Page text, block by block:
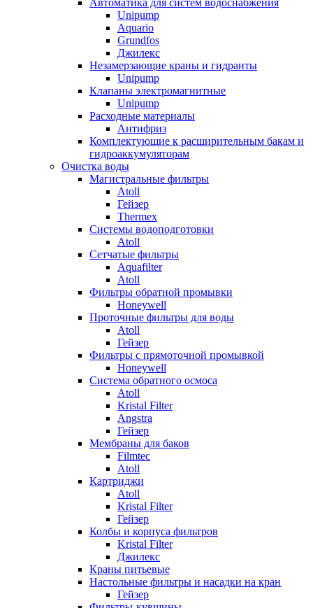
Автоматика для систем водоснабжения
Unipump
Aquario
Grundfos
Джилекс
Незамерзающие краны и гидранты
Unipump
Клапаны электромагнитные
Unipump
Расходные материалы
Антифриз
Комплектующие к расширительным бакам и
гидроаккумуляторам
Очистка воды
Магистральные фильтры
Atoll
Гейзер
Thermex
Системы водоподготовки
Atoll
Сетчатые фильтры
Aquafilter
Atoll
Фильтры обратной промывки
Honeywell
Проточные фильтры для воды
Atoll
Гейзер
Фильтры с прямоточной промывкой
Honeywell
Система обратного осмоса
Atoll
Kristal Filter
Angstra
Гейзер
Мембраны для баков
Filmtec
Atoll
Картриджи
Atoll
Kristal Filter
Гейзер
Колбы и корпуса фильтров
Kristal Filter
Джилекс
Краны питьевые
Настольные фильтры и насадки на кран
Гейзер